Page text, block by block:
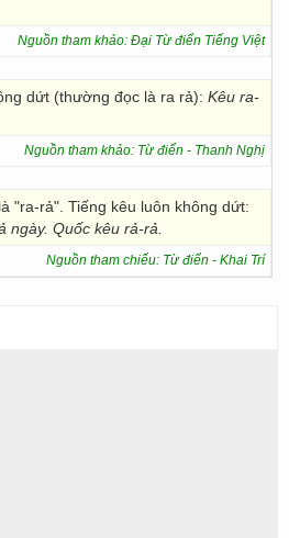
Nguồn tham khảo: Đại Từ điển Tiếng Việt
dứt (thường đọc là ra rả): Kêu ra-
Nguồn tham khảo: Từ điển - Thanh Nghị
"ra-rả". Tiếng kêu luôn không dứt:
ngày. Quốc kêu rả-rả.
Nguồn tham chiếu: Từ điển - Khai Trí